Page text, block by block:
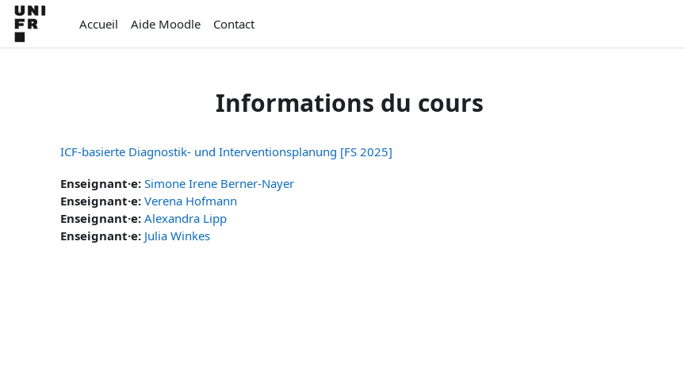
Passer au contenu principal
Accueil
Aide Moodle Contact
Informations du cours
ICF-basierte Diagnostik- und Interventionsplanung [FS 2025]
Enseignant·e: Simone Irene Berner-Nayer
Enseignant·e: Verena Hofmann
Enseignant·e: Alexandra Lipp
Enseignant·e: Julia Winkes